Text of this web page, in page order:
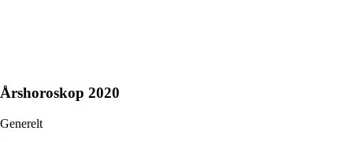
Årshoroskop 2020
Generelt